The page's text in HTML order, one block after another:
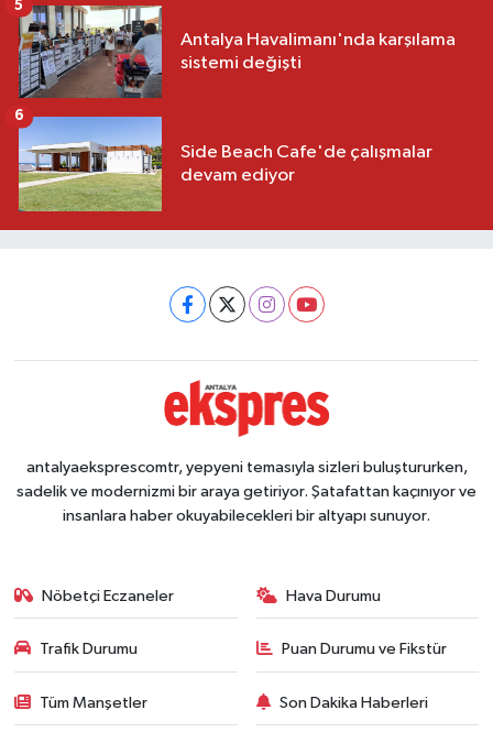
Antalya Havalimanı'nda karşılama
sistemi değişti
5
Side Beach Cafe'de çalışmalar
devam ediyor
6
antalyaeksprescomtr, yepyeni temasıyla sizleri buluştururken,
sadelik ve modernizmi bir araya getiriyor. Şatafattan kaçınıyor ve
insanlara haber okuyabilecekleri bir altyapı sunuyor.
Nöbetçi Eczaneler Hava Durumu
Trafik Durumu Puan Durumu ve Fikstür
Tüm Manşetler Son Dakika Haberleri